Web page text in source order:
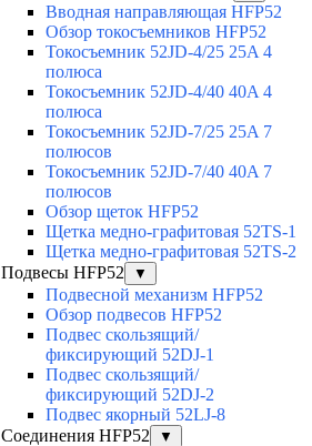
Вводная направляющая HFP52
Обзор токосъемников HFP52
Токосъемник 52JD-4/25 25A 4
полюса
Токосъемник 52JD-4/40 40A 4
полюса
Токосъемник 52JD-7/25 25A 7
полюсов
Токосъемник 52JD-7/40 40A 7
полюсов
Обзор щеток HFP52
Щетка медно-графитовая 52TS-1
Щетка медно-графитовая 52TS-2
Подвесы HFP52
▼
Подвесной механизм HFP52
Обзор подвесов HFP52
Подвес скользящий/
фиксирующий 52DJ-1
Подвес скользящий/
фиксирующий 52DJ-2
Подвес якорный 52LJ-8
Соединения HFP52
▼